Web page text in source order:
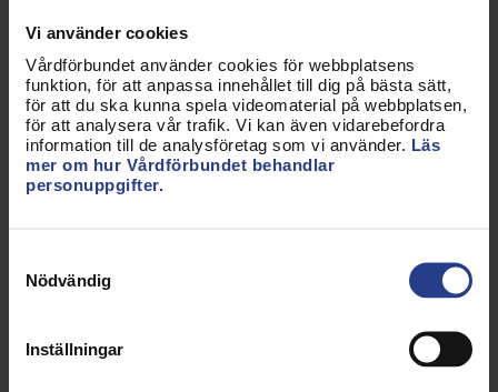
Vi använder cookies
Vårdförbundet använder cookies för webbplatsens
funktion, för att anpassa innehållet till dig på bästa sätt,
för att du ska kunna spela videomaterial på webbplatsen,
för att analysera vår trafik. Vi kan även vidarebefordra
information till de analysföretag som vi använder. Läs
mer om hur Vårdförbundet behandlar
personuppgifter.
Nödvändig
Inställningar
nu legitimation. Legitimationen är det viktigaste
vården. Den är också ett tecken på att samhället
erkänner att våra yrken kräver spetskompetens.
Professionaliseringen utvecklar både oss och
samhället. Vi möter och utmanar alla tendenser på
Rätten att sluta sig samman och kampen för bra